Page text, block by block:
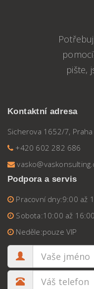
pište,
Kontaktní adresa
Sicherova 1652/7,
+420 602 282 686
Podpora a servis
Pracovní dny:9:00 až
Sobota:10:00 až 16:00
Neděle:pouze VIP